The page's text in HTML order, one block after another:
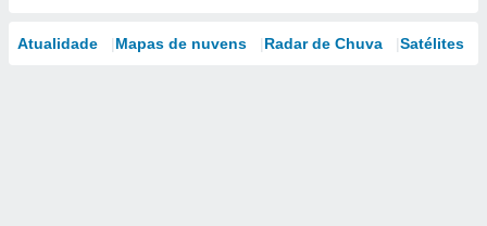
Atualidade Mapas de nuvens Radar de Chuva Satélites